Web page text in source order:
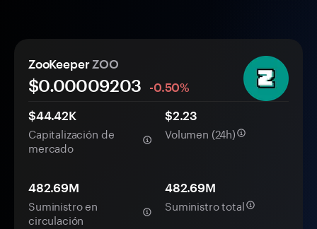
ZooKeeper ZOO
$0.00009203
-0.50%
$44.42K
Capitalización de
mercado
$2.23
Volumen (24h)
482.69M
Suministro en
circulación
482.69M
Suministro total